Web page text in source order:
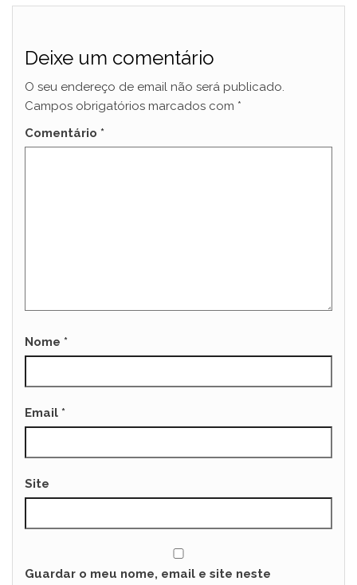
Deixe um comentário
O seu endereço de email não será publicado.
Campos obrigatórios marcados com *
Comentário *
Nome *
Email *
Site
Guardar o meu nome, email e site neste